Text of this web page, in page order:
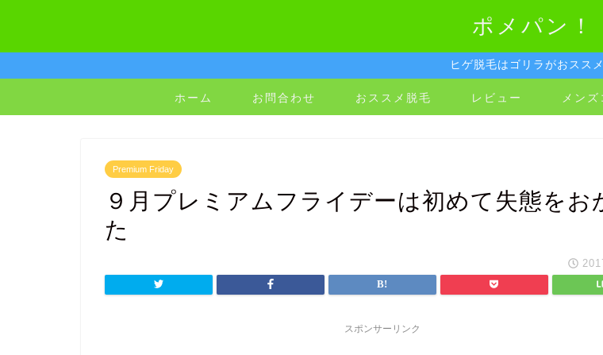
ポメパン！
ヒゲ脱毛はゴリラがおススメ
ホーム お問合わせ おススメ脱毛 レビュー メンズ
Premium Friday
９月プレミアムフライデーは初めて失態をお
た
スポンサーリンク